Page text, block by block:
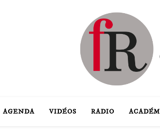
AGENDA VIDÉOS RADIO